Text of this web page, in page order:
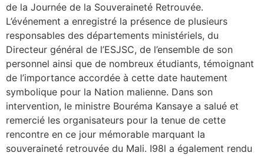
de la Journée de la Souveraineté Retrouvée.
L’événement a enregistré la présence de plusieurs
responsables des départements ministériels, du
Directeur général de l’ESJSC, de l’ensemble de son
personnel ainsi que de nombreux étudiants, témoignant
de l’importance accordée à cette date hautement
symbolique pour la Nation malienne. Dans son
intervention, le ministre Bouréma Kansaye a salué et
remercié les organisateurs pour la tenue de cette
rencontre en ce jour mémorable marquant la
souveraineté retrouvée du Mali. I98l a également rendu